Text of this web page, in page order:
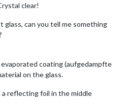
clear!
glass, can you tell me something
coating (aufgedampfte
on the glass.
reflecting foil in the middle